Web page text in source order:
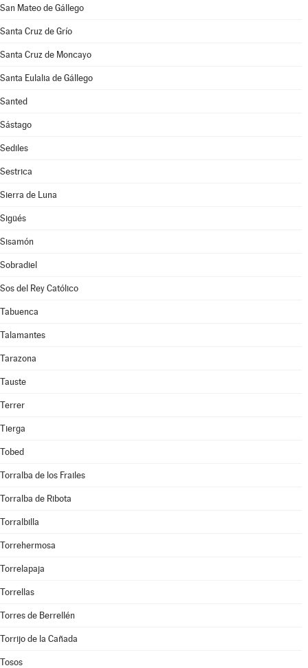
San Mateo de Gállego
Santa Cruz de Grío
Santa Cruz de Moncayo
Santa Eulalia de Gállego
Santed
Sástago
Sediles
Sestrica
Sierra de Luna
Sigüés
Sisamón
Sobradiel
Sos del Rey Católico
Tabuenca
Talamantes
Tarazona
Tauste
Terrer
Tierga
Tobed
Torralba de los Frailes
Torralba de Ribota
Torralbilla
Torrehermosa
Torrelapaja
Torrellas
Torres de Berrellén
Torrijo de la Cañada
Tosos